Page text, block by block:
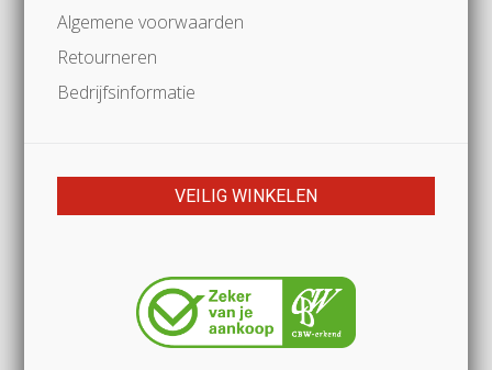
Algemene voorwaarden
Retourneren
Bedrijfsinformatie
VEILIG WINKELEN